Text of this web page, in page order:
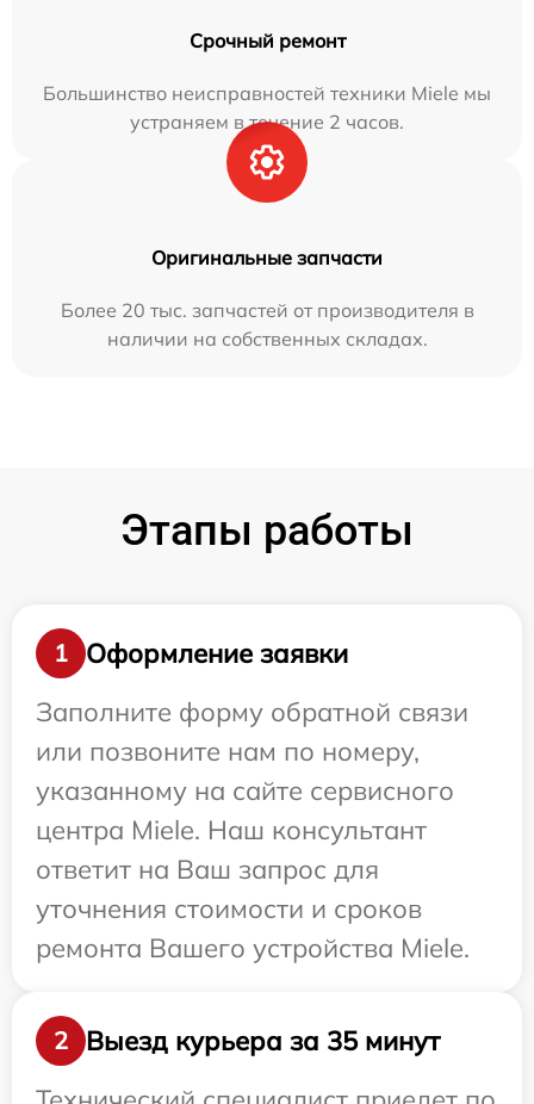
Срочный ремонт
Большинство неисправностей техники Miele мы
устраняем в течение 2 часов.
Оригинальные запчасти
Более 20 тыс. запчастей от производителя в
наличии на собственных складах.
Этапы работы
1
Оформление заявки
Заполните форму обратной связи
или позвоните нам по номеру,
указанному на сайте сервисного
центра Miele. Наш консультант
ответит на Ваш запрос для
уточнения стоимости и сроков
ремонта Вашего устройства Miele.
2
Выезд курьера за 35 минут